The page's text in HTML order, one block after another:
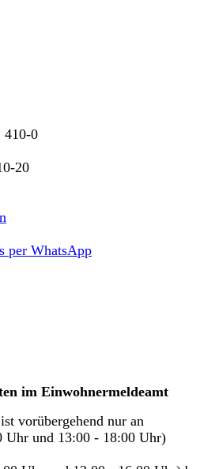
410-0
20
per WhatsApp
im Einwohnermeldeamt
vorübergehend nur an
Uhr und 13:00 - 18:00 Uhr)